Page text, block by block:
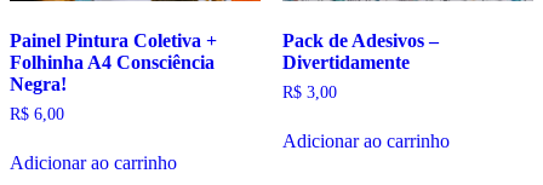
Painel Pintura Coletiva +
Folhinha A4 Consciência
Negra!
R$ 6,00
Adicionar ao carrinho
Pack de Adesivos –
Divertidamente
R$3,00
Adicionar ao carrinho